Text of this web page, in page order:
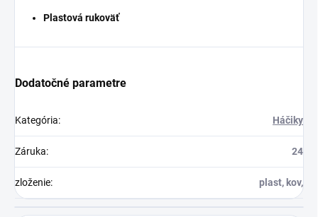
Plastová rukoväť
Dodatočné parametre
Kategória: Háčiky
Záruka: 24
zloženie: plast, kov,